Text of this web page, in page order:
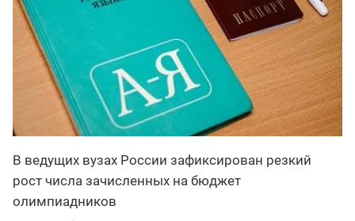
В ведущих вузах России зафиксирован резкий
рост числа зачисленных на бюджет
олимпиадников